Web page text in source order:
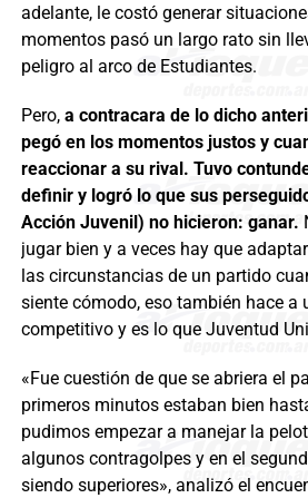
adelante, le costó generar
momentos pasó un largo rato sin
peligro al arco de Estudiantes.
Pero, a contracara de lo dicho
pegó en los momentos justos y
reaccionar a su rival. Tuvo
definir y logró lo que sus
Acción Juvenil) no hicieron: ganar.
jugar bien y a veces hay que
las circunstancias de un partido
siente cómodo, eso también hace a
competitivo y es lo que Juventud
«Fue cuestión de que se abriera el
primeros minutos estaban bien
pudimos empezar a manejar la
algunos contragolpes y en el
siendo superiores», analizó el